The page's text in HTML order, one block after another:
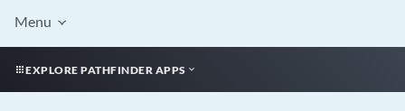
Menu
EXPLORE PATHFINDER APPS